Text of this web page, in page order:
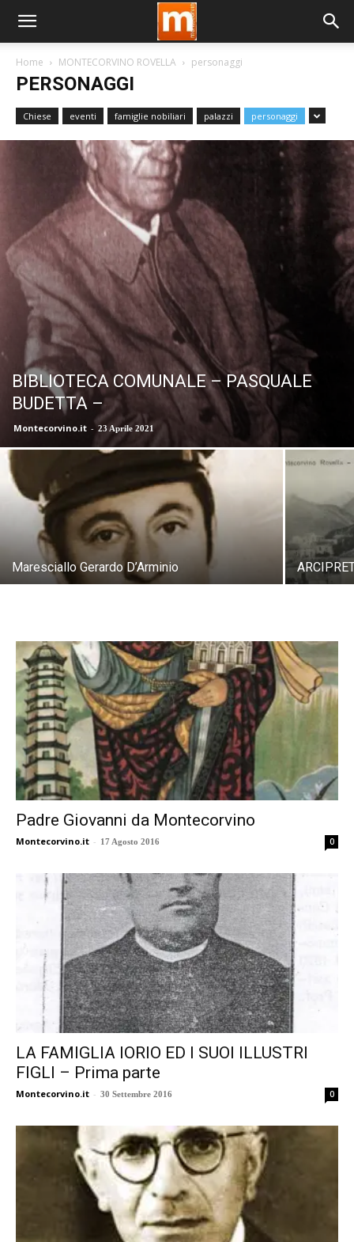
Home MONTECORVINO ROVELLA personaggi
PERSONAGGI
Chiese eventi famiglie nobiliari palazzi personaggi
BIBLIOTECA COMUNALE – PASQUALE
BUDETTA –
Montecorvino.it - 23 Aprile 2021
Maresciallo Gerardo D’Arminio
Padre Giovanni da Montecorvino
Montecorvino.it - 17 Agosto 2016 0
LA FAMIGLIA IORIO ED I SUOI ILLUSTRI
FIGLI – Prima parte
Montecorvino.it - 30 Settembre 2016 0